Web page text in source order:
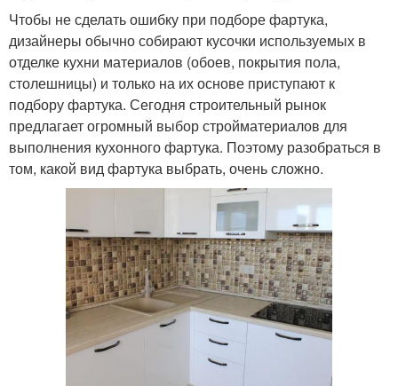
Чтобы не сделать ошибку при подборе фартука,
дизайнеры обычно собирают кусочки используемых в
отделке кухни материалов (обоев, покрытия пола,
столешницы) и только на их основе приступают к
подбору фартука. Сегодня строительный рынок
предлагает огромный выбор стройматериалов для
выполнения кухонного фартука. Поэтому разобраться в
том, какой вид фартука выбрать, очень сложно.